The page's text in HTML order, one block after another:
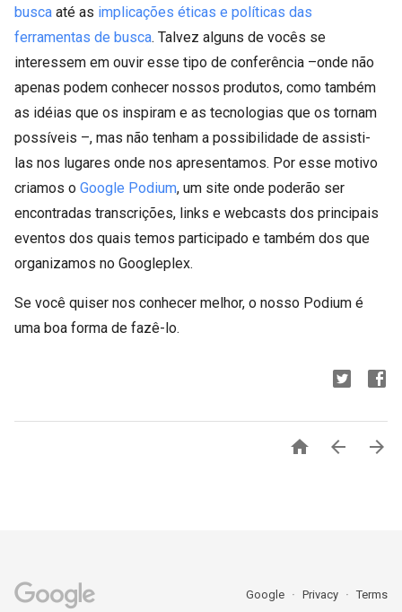
busca até as implicações éticas e políticas das
ferramentas de busca. Talvez alguns de vocês se
interessem em ouvir esse tipo de conferência –onde não
apenas podem conhecer nossos produtos, como também
as idéias que os inspiram e as tecnologias que os tornam
possíveis –, mas não tenham a possibilidade de assisti-
las nos lugares onde nos apresentamos. Por esse motivo
criamos o Google Podium, um site onde poderão ser
encontradas transcrições, links e webcasts dos principais
eventos dos quais temos participado e também dos que
organizamos no Googleplex.
Se você quiser nos conhecer melhor, o nosso Podium é
uma boa forma de fazê-lo.
  
Google Privacy Terms